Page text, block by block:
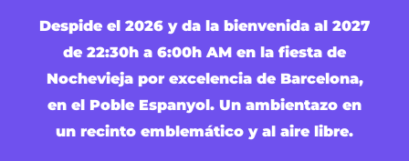
Despide el 2026 y da la bienvenida al 2027
de 22:30h a 6:00h AM en la fiesta de
Nochevieja por excelencia de Barcelona,
en el Poble Espanyol. Un ambientazo en
un recinto emblemático y al aire libre.